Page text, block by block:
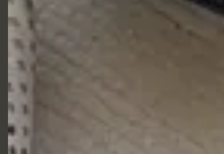
5511920441166
01192044-1166 Vendedora Sara
Liazzishoes.adm@gmail.com
Liazzi Shoes Onde estamos: R:Joaquim Bernardes Borges 489
centro Itu
Início